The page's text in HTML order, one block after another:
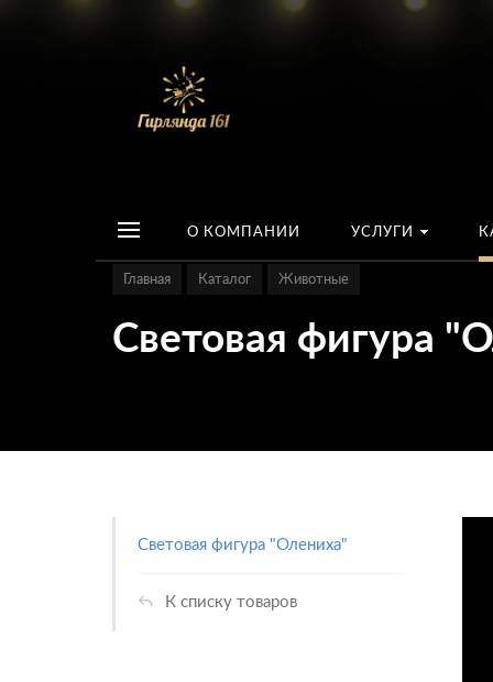
О КОМПАНИИ УСЛУГИ
Главная Каталог Животные
Световая фигура
Световая фигура "Олениха"
К списку товаров